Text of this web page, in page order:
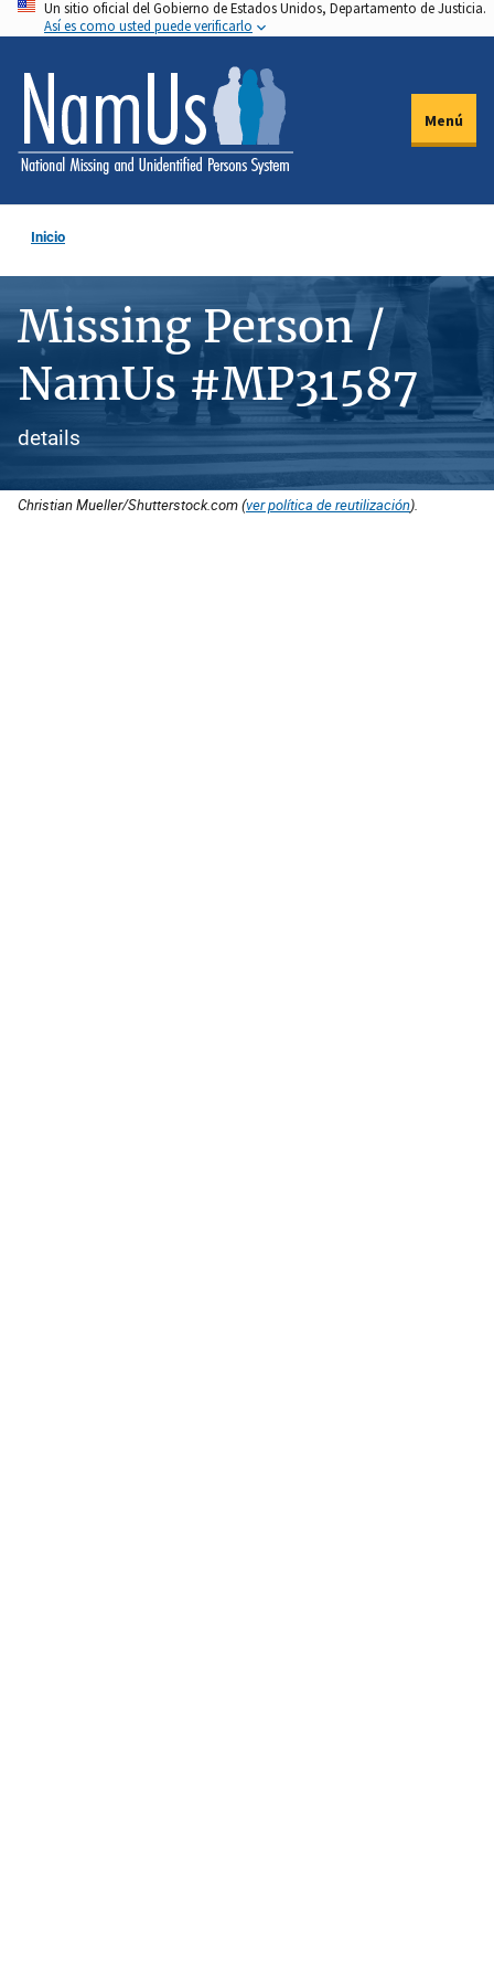
Pasar
al
contenido
principal
Un sitio oficial del Gobierno de Estados Unidos, Departamento de Justicia.
Así es como usted puede verificarlo
Menú
Inicio
Missing Person /
NamUs #MP31587
details
Christian Mueller/Shutterstock.com (ver política de reutilización).